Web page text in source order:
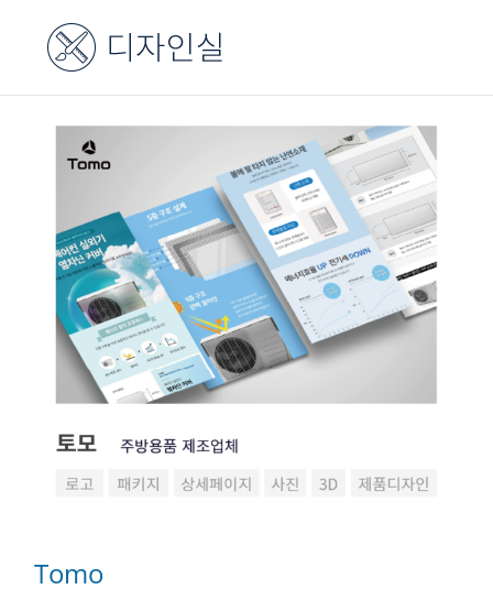
로
Tomo